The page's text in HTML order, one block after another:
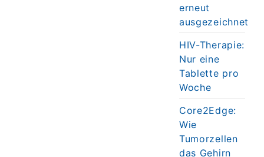
erneut
ausgezeichnet
HIV-Therapie:
Nur eine
Tablette pro
Woche
Core2Edge:
Wie
Tumorzellen
das Gehirn